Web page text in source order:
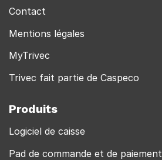
Contact
Mentions légales
MyTrivec
Trivec fait partie de Caspeco
Produits
Logiciel de caisse
Pad de commande et de paiement